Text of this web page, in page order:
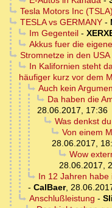
Tesla Motors Inc
TESLA vs GERMANY-
Im Gegenteil-
Akkus fuer die
Stromnetze in den USA
In Kalifornien steht
häufiger kurz vor dem
Auch kein
Da haben die
28.06.2017, 17:36
Was denkst du
Von einem
28.06.2017,
Wow
28.06.2017,
In 12 Jahren
- CalBaer,
Anschlußleistung -